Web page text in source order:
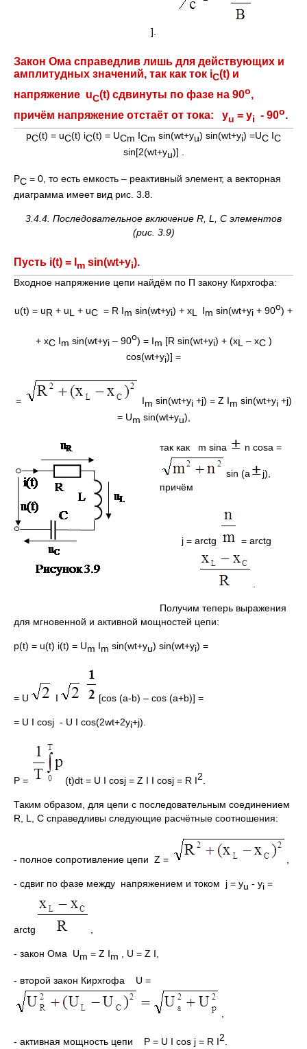
].
Закон Ома справедлив лишь для действующих и
амплитудных значений, так как ток iC(t) и
напряжение uC(t) сдвинуты по фазе на 90о,
причём напряжение отстаёт от тока: yu = yi - 90o.
pС(t) = uС(t) iС(t) = UCm ICm sin(wt+yu) sin(wt+yi) =UC IC
sin[2(wt+yu)] .
PC = 0, то есть емкость – реактивный элемент, а векторная
диаграмма имеет вид рис. 3.8.
3.4.4. Последовательное включение R, L, C элементов
(рис. 3.9)
Пусть i(t) = I m sin(wt+yi).
Входное напряжение цепи найдём по П закону Кирхгофа:
u(t) = uR + uL + uC = R Im sin(wt+yi) + xL Im sin(wt+yi + 90o) +
+ xС Im sin(wt+yi– 90o) = Im [R sin(wt+yi) + (xL – xC)
cos(wt+yi)] =
= Im sin(wt+yi +j) = Z Im sin(wt+yi +j)
= Um sin(wt+yu),
так как m sina n cosa =
sin (a
j),
причём
j = arctg = arctg
Получим теперь выражения
для мгновенной и активной мощностей цепи:
p(t) = u(t) i(t) = Um Im sin(wt+yu) sin(wt+yi) =
= U I [cos (a-b) – cos (a+b)] =
= U I cosj - U I cos(2wt+2yi+j).
P = (t)dt = U I cosj = Z I I cosj = R I2.
Таким образом, для цепи с последовательным соединением
R, L, C справедливы следующие расчётные соотношения:
- полное сопротивление цепи Z = ,
- сдвиг по фазе между напряжением и током j = yu - yi =
arctg ,
- закон Ома Um = Z Im , U = Z I,
- второй закон Кирхгофа U =
- активная мощность цепи P = U I cos j = R I2